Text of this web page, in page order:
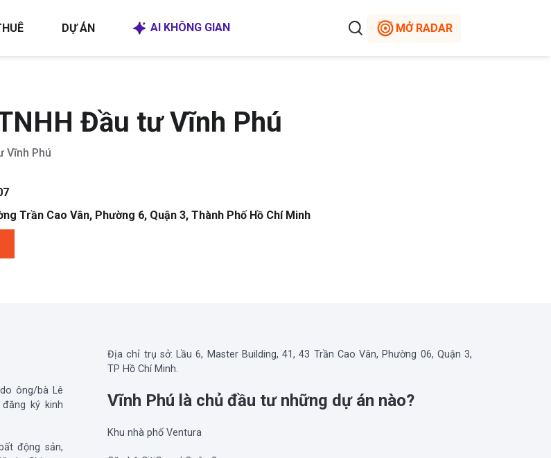
DỰ ÁN AI KHÔNG GIAN MỞ RADAR
Đầu tư Vĩnh Phú
Vĩnh Phú
Trần Cao Vân, Phường 6, Quận 3, Thành Phố Hồ Chí Minh
ông/bà Lê
ký kinh
động sản,
Địa chỉ trụ sở: Lầu 6, Master Building, 41, 43 Trần Cao Vân, Phường 06, Quận 3,
TP Hồ Chí Minh.
Vĩnh Phú là chủ đầu tư những dự án nào?
Khu nhà phố Ventura